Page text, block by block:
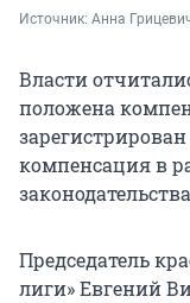
Источник: Анна
Власти
положена
компенсация в
Председатель
лиги» Евгений